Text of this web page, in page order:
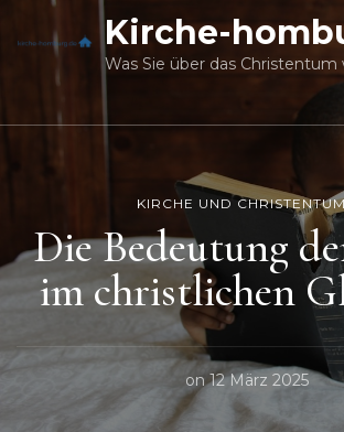
Kirche-
Was Sie über das Christentum
KIRCHE UND
Die Bedeutung
im christlichen
on12 März 2025